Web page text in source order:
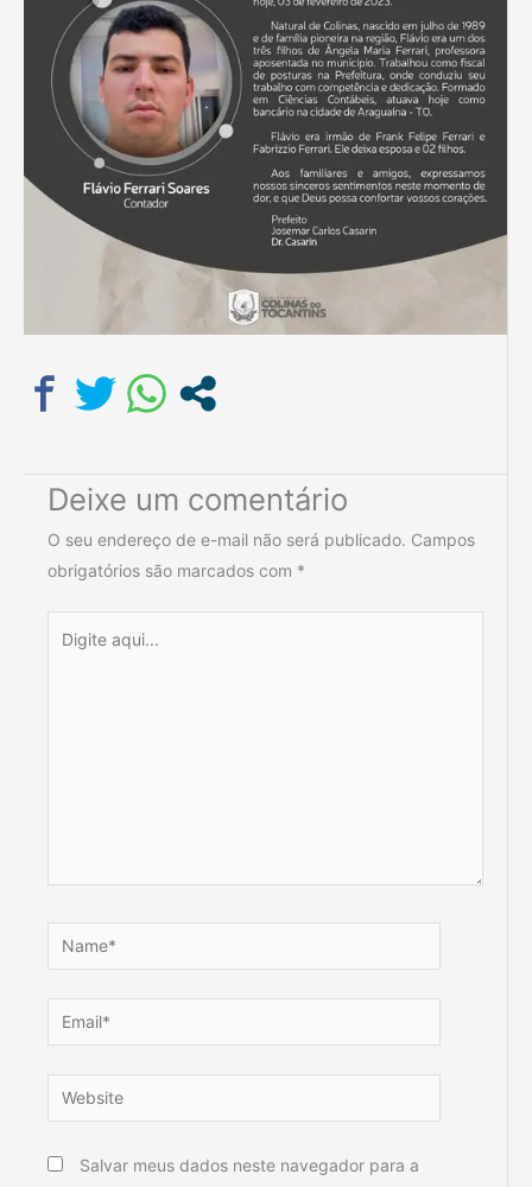
Deixe um comentário
O seu endereço de e-mail não será publicado. Campos
obrigatórios são marcados com *
aqui...
Name*
Email*
Website
Salvar meus dados neste navegador para a